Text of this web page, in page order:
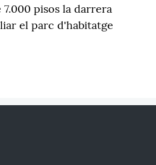
pisos la darrera
el parc d'habitatge